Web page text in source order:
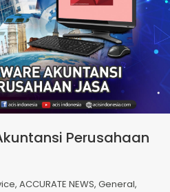
Perusahaan
, ACCURATE NEWS, General,